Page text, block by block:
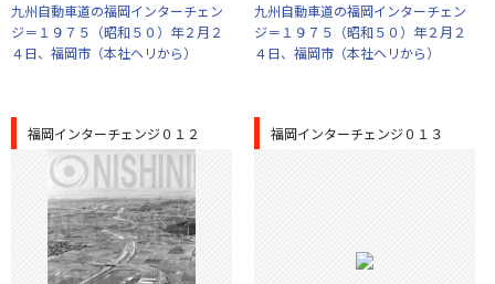
九州自動車道の福岡インターチェン
ジ＝１９７５（昭和５０）年２月２
４日、福岡市（本社ヘリから）
九州自動車道の福岡インターチェン
ジ＝１９７５（昭和５０）年２月２
４日、福岡市（本社ヘリから）
福岡インターチェンジ０１２ 福岡インターチェンジ０１３